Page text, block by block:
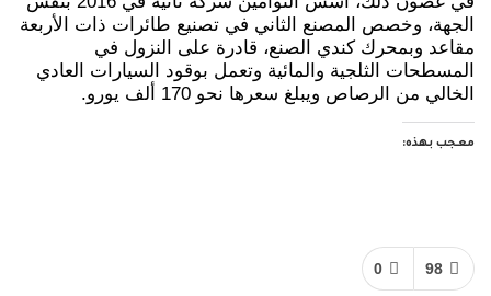
الجهة، وخصص المصنع الثاني في تصنيع طائرات ذات الأربعة
مقاعد وبمحرك كندي الصنع، قادرة على النزول في
المسطحات الثلجية والمائية وتعمل بوقود السيارات العادي
الخالي من الرصاص ويبلغ سعرها نحو 170 ألف يورو.
معجب بهذه:
0 98